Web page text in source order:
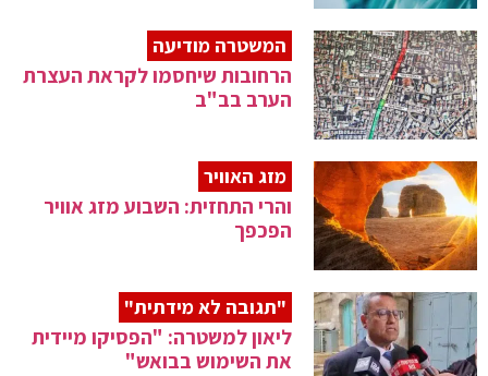
המשטרה מודיעה
הרחובות שיחסמו לקראת העצרת
הערב בב"ב
מזג האוויר
והרי התחזית: השבוע מזג אוויר
הפכפך
"תגובה לא מידתית"
ליאון למשטרה: "הפסיקו מיידית
את השימוש בבואש"